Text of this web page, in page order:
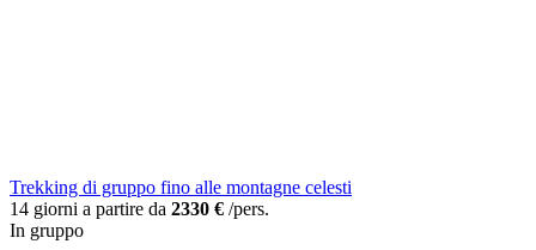
Trekking di gruppo fino alle montagne celesti
14 giorni a partire da 2330 € /pers.
In gruppo